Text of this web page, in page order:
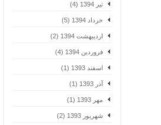
تیر 1394 (4)
خرداد 1394 (5)
اردیبهشت 1394 (2)
فروردین 1394 (4)
اسفند 1393 (1)
آذر 1393 (1)
مهر 1393 (1)
شهریور 1393 (2)